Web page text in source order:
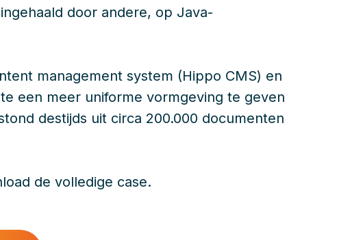
door andere, op Java-
management system (Hippo CMS) en
een meer uniforme vormgeving te geven
destijds uit circa 200.000 documenten
de volledige case.